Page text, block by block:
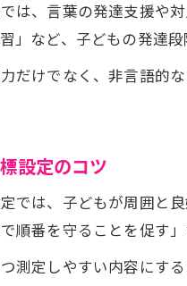
は、言葉の発達支援や
」など、子どもの発達
だけでなく、非言語的
設定のコツ
では、子どもが周囲と
順番を守ることを促す
測定しやすい内容にす